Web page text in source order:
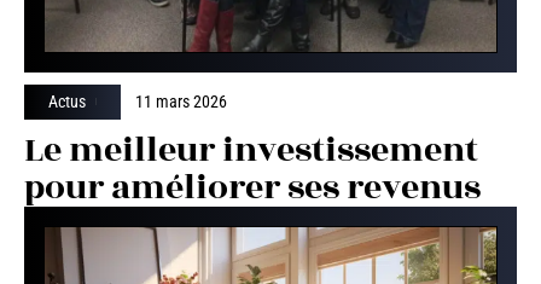
Actus 11 mars 2026
Le meilleur investissement
pour améliorer ses revenus